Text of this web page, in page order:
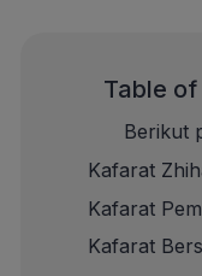
Table
Berikut
Kafarat
Kafarat
Kafarat